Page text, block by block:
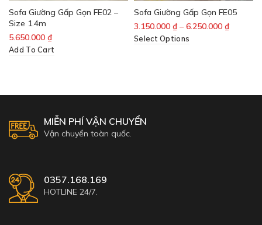
Sofa Giường Gấp Gọn FE02 –
Size 1.4m
5.650.000 ₫
Add To Cart
Sofa Giường Gấp Gọn FE05
3.150.000 ₫ – 6.250.000 ₫
Select Options
MIỄN PHÍ VẬN CHUYỂN
Vận chuyển toàn quốc.
0357.168.169
HOTLINE 24/7.